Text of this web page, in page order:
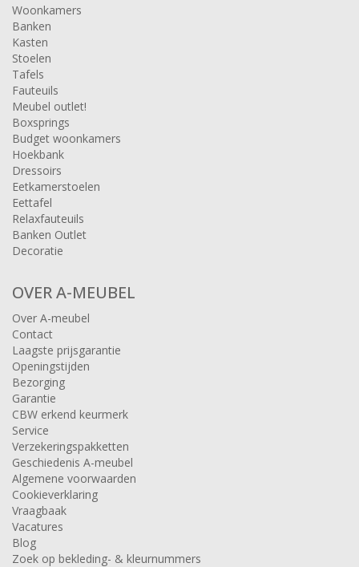
Woonkamers
Banken
Kasten
Stoelen
Tafels
Fauteuils
Meubel outlet!
Boxsprings
Budget woonkamers
Hoekbank
Dressoirs
Eetkamerstoelen
Eettafel
Relaxfauteuils
Banken Outlet
Decoratie
OVER A-MEUBEL
Over A-meubel
Contact
Laagste prijsgarantie
Openingstijden
Bezorging
Garantie
CBW erkend keurmerk
Service
Verzekeringspakketten
Geschiedenis A-meubel
Algemene voorwaarden
Cookieverklaring
Vraagbaak
Vacatures
Blog
Zoek op bekleding- & kleurnummers